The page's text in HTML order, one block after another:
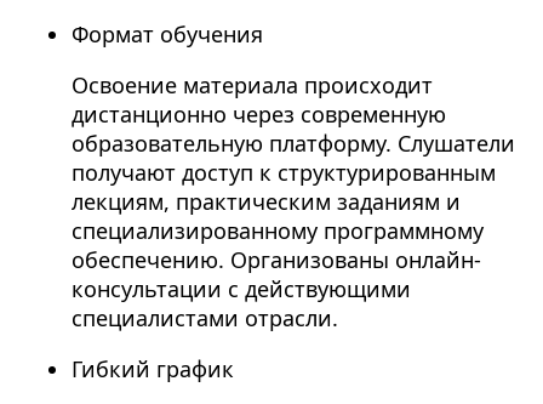
Формат обучения
Освоение материала происходит
дистанционно через современную
образовательную платформу. Слушатели
получают доступ к структурированным
лекциям, практическим заданиям и
специализированному программному
обеспечению. Организованы онлайн-
консультации с действующими
специалистами отрасли.
Гибкий график